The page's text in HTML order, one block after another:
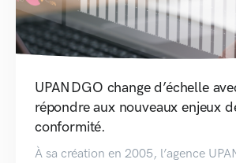
UPANDGO change d’échelle
répondre aux nouveaux enjeux
conformité.
À sa création en 2005, l’agence